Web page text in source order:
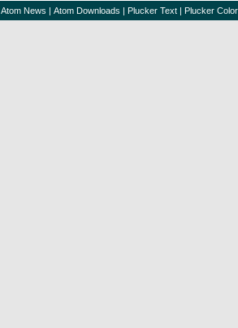
Atom News | Atom Downloads | Plucker Text | Plucker Color